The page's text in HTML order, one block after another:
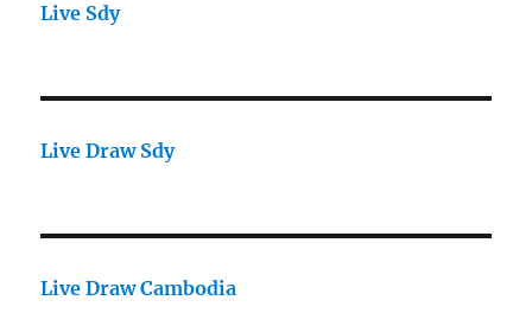
Live Sdy
Live Draw Sdy
Live Draw Cambodia